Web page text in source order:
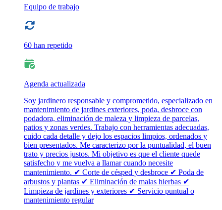
Equipo de trabajo
60 han repetido
Agenda actualizada
Soy jardinero responsable y comprometido, especializado en
mantenimiento de jardines exteriores, poda, desbroce con
podadora, eliminación de maleza y limpieza de parcelas,
patios y zonas verdes. Trabajo con herramientas adecuadas,
cuido cada detalle y dejo los espacios limpios, ordenados y
bien presentados. Me caracterizo por la puntualidad, el buen
trato y precios justos. Mi objetivo es que el cliente quede
satisfecho y me vuelva a llamar cuando necesite
mantenimiento. ✔ Corte de césped y desbroce ✔ Poda de
arbustos y plantas ✔ Eliminación de malas hierbas ✔
Limpieza de jardines y exteriores ✔ Servicio puntual o
mantenimiento regular